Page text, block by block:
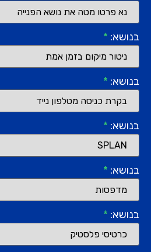
בנושא: *
בנושא: *
בנושא: *
בנושא: *
בנושא: *